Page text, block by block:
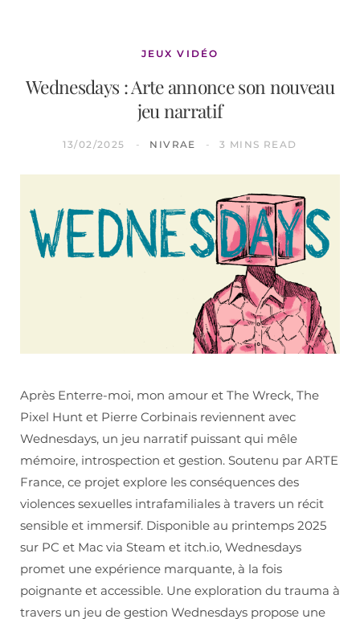
JEUX VIDÉO
Wednesdays : Arte annonce son nouveau
jeu narratif
13/02/2025 NIVRAE 3 MINS READ
Après Enterre-moi, mon amour et The Wreck, The
Pixel Hunt et Pierre Corbinais reviennent avec
Wednesdays, un jeu narratif puissant qui mêle
mémoire, introspection et gestion. Soutenu par ARTE
France, ce projet explore les conséquences des
violences sexuelles intrafamiliales à travers un récit
sensible et immersif. Disponible au printemps 2025
sur PC et Mac via Steam et itch.io, Wednesdays
promet une expérience marquante, à la fois
poignante et accessible. Une exploration du trauma à
travers un jeu de gestion Wednesdays propose une